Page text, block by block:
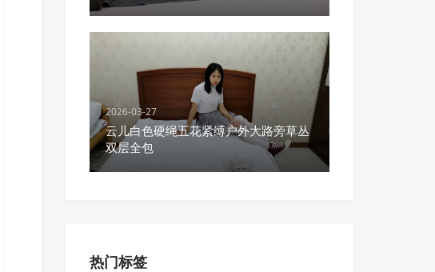
2026-03-27
云儿白色硬绳五花紧缚户外大路旁草丛
双层全包
热门标签